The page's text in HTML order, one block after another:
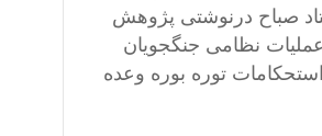
صباح درنوشتی پژوهش
نظامی جنگجویان
توره بوره وعده